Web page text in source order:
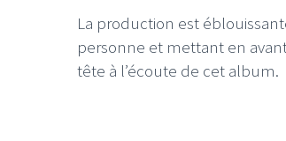
La production est
personne et mettant en
tête à l’écoute de cet album.